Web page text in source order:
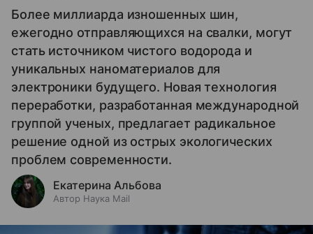
Более миллиарда изношенных шин,
ежегодно отправляющихся на свалки, могут
стать источником чистого водорода и
уникальных наноматериалов для
электроники будущего. Новая технология
переработки, разработанная международной
группой ученых, предлагает радикальное
решение одной из острых экологических
проблем современности.
Екатерина Альбова
Автор Наука Mail